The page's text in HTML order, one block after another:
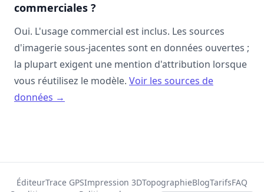
commerciales ?
Oui. L'usage commercial est inclus. Les sources
d'imagerie sous-jacentes sont en données ouvertes ;
la plupart exigent une mention d'attribution lorsque
vous réutilisez le modèle. Voir les sources de
données →
ÉditeurTrace GPSImpression 3DTopographieBlogTarifsFAQ